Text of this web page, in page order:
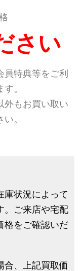
さい
特典等をご利
。
外もお買い取い
。
庫状況によって
。ご来店や宅配
格をご確認いだ
合、上記買取価